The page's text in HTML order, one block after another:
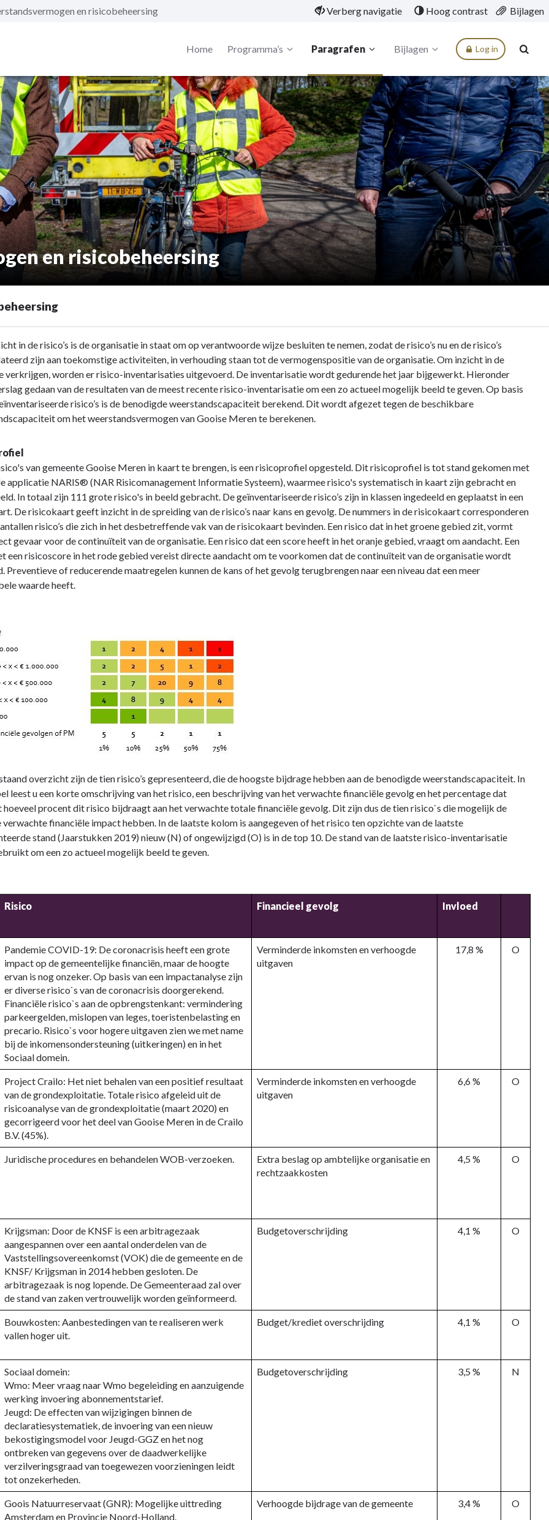
en risicobeheersing Verberg navigatie Hoog contrast Bijlagen
Home Programma’s Paragrafen Bijlagen Log in
en risicobeheersing
in de risico’s is de organisatie in staat om op verantwoorde wijze besluiten te nemen, zodat de risico’s nu en de risico’s
zijn aan toekomstige activiteiten, in verhouding staan tot de vermogenspositie van de organisatie. Om inzicht in de
verkrijgen, worden er risico-inventarisaties uitgevoerd. De inventarisatie wordt gedurende het jaar bijgewerkt. Hieronder
gedaan van de resultaten van de meest recente risico-inventarisatie om een zo actueel mogelijk beeld te geven. Op basis
risico’s is de benodigde weerstandscapaciteit berekend. Dit wordt afgezet tegen de beschikbare
om het weerstandsvermogen van Gooise Meren te berekenen.
van gemeente Gooise Meren in kaart te brengen, is een risicoprofiel opgesteld. Dit risicoprofiel is tot stand gekomen met
applicatie NARIS® (NAR Risicomanagement Informatie Systeem), waarmee risico's systematisch in kaart zijn gebracht en
In totaal zijn 111 grote risico's in beeld gebracht. De geïnventariseerde risico’s zijn in klassen ingedeeld en geplaatst in een
De risicokaart geeft inzicht in de spreiding van de risico’s naar kans en gevolg. De nummers in de risicokaart corresponderen
risico’s die zich in het desbetreffende vak van de risicokaart bevinden. Een risico dat in het groene gebied zit, vormt
gevaar voor de continuïteit van de organisatie. Een risico dat een score heeft in het oranje gebied, vraagt om aandacht. Een
een risicoscore in het rode gebied vereist directe aandacht om te voorkomen dat de continuïteit van de organisatie wordt
Preventieve of reducerende maatregelen kunnen de kans of het gevolg terugbrengen naar een niveau dat een meer
waarde heeft.
overzicht zijn de tien risico’s gepresenteerd, die de hoogste bijdrage hebben aan de benodigde weerstandscapaciteit. In
leest u een korte omschrijving van het risico, een beschrijving van het verwachte financiële gevolg en het percentage dat
hoeveel procent dit risico bijdraagt aan het verwachte totale financiële gevolg. Dit zijn dus de tien risico`s die mogelijk de
financiële impact hebben. In de laatste kolom is aangegeven of het risico ten opzichte van de laatste
stand (Jaarstukken 2019) nieuw (N) of ongewijzigd (O) is in de top 10. De stand van de laatste risico-inventarisatie
om een zo actueel mogelijk beeld te geven.
Risico Financieel gevolg Invloed
Pandemie COVID-19: De coronacrisis heeft een grote
impact op de gemeentelijke financiën, maar de hoogte
ervan is nog onzeker. Op basis van een impactanalyse zijn
er diverse risico`s van de coronacrisis doorgerekend.
Financiële risico`s aan de opbrengstenkant: vermindering
parkeergelden, mislopen van leges, toeristenbelasting en
precario. Risico`s voor hogere uitgaven zien we met name
bij de inkomensondersteuning (uitkeringen) en in het
Sociaal domein.
Verminderde inkomsten en verhoogde
uitgaven
17,8 % O
Project Crailo: Het niet behalen van een positief resultaat
van de grondexploitatie. Totale risico afgeleid uit de
risicoanalyse van de grondexploitatie (maart 2020) en
gecorrigeerd voor het deel van Gooise Meren in de Crailo
B.V. (45%).
Verminderde inkomsten en verhoogde
uitgaven
6,6 % O
Juridische procedures en behandelen WOB-verzoeken.
Extra beslag op ambtelijke organisatie en
rechtzaakkosten
4,5 % O
Krijgsman: Door de KNSF is een arbitragezaak
aangespannen over een aantal onderdelen van de
Vaststellingsovereenkomst (VOK) die de gemeente en de
KNSF/ Krijgsman in 2014 hebben gesloten. De
arbitragezaak is nog lopende. De Gemeenteraad zal over
de stand van zaken vertrouwelijk worden geïnformeerd.
Budgetoverschrijding 4,1 % O
Bouwkosten: Aanbestedingen van te realiseren werk
vallen hoger uit.
Budget/krediet overschrijding 4,1 % O
Sociaal domein:
Wmo: Meer vraag naar Wmo begeleiding en aanzuigende
werking invoering abonnementstarief.
Jeugd: De effecten van wijzigingen binnen de
declaratiesystematiek, de invoering van een nieuw
bekostigingsmodel voor Jeugd-GGZ en het nog
ontbreken van gegevens over de daadwerkelijke
verzilveringsgraad van toegewezen voorzieningen leidt
tot onzekerheden.
Budgetoverschrijding 3,5 % N
Goois Natuurreservaat (GNR): Mogelijke uittreding
Amsterdam en Provincie Noord-Holland.
Verhoogde bijdrage van de gemeente 3,4 % O